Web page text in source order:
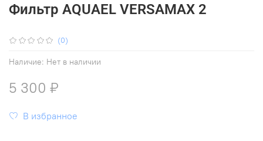
(0)
Наличие: Нет в наличии
Фильтр AQUAEL VERSAMAX 2
5 300 ₽
В избранное